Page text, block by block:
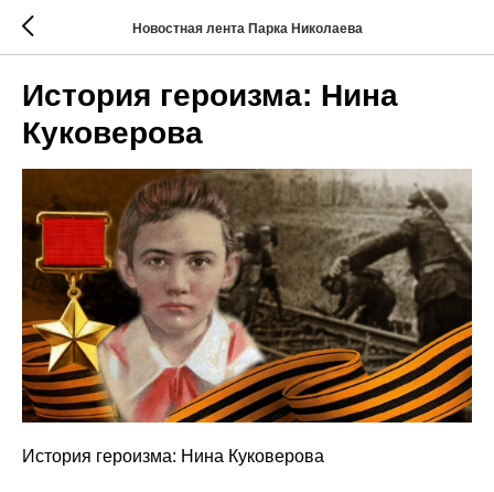
Новостная лента Парка Николаева
История героизма: Нина
Куковерова
История героизма: Нина Куковерова